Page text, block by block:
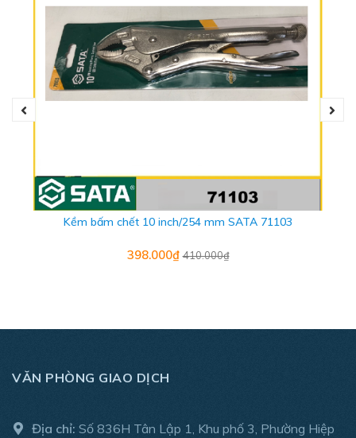
- Trọng lượng: 0.55Kg
- Bảo hành chính hãng: 1 năm
Kềm bấm chết 10 inch/254 mm SATA 71103
398.000₫410.000₫
VĂN PHÒNG GIAO DỊCH
Địa chỉ: Số 836H Tân Lập 1, Khu phố 3, Phường Hiệp